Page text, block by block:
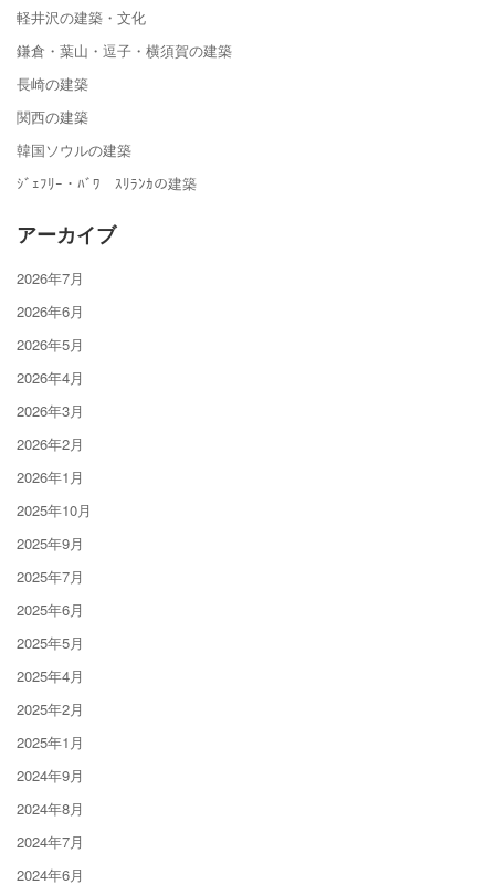
軽井沢の建築・文化
鎌倉・葉山・逗子・横須賀の建築
長崎の建築
関西の建築
韓国ソウルの建築
ｼﾞｪﾌﾘｰ・ﾊﾞﾜ ｽﾘﾗﾝｶの建築
アーカイブ
2026年7月
2026年6月
2026年5月
2026年4月
2026年3月
2026年2月
2026年1月
2025年10月
2025年9月
2025年7月
2025年6月
2025年5月
2025年4月
2025年2月
2025年1月
2024年9月
2024年8月
2024年7月
2024年6月